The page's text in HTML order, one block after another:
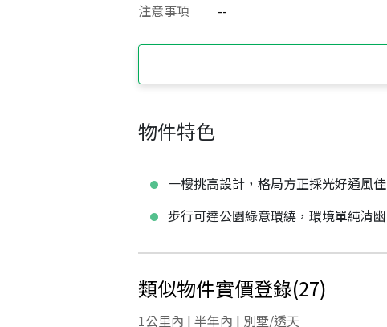
注意事項
--
物件特色
一樓挑高設計，格局方正採光好通風佳
步行可達公園綠意環繞，環境單純清幽
類似物件實價登錄(27)
1公里內 | 半年內 | 別墅/透天